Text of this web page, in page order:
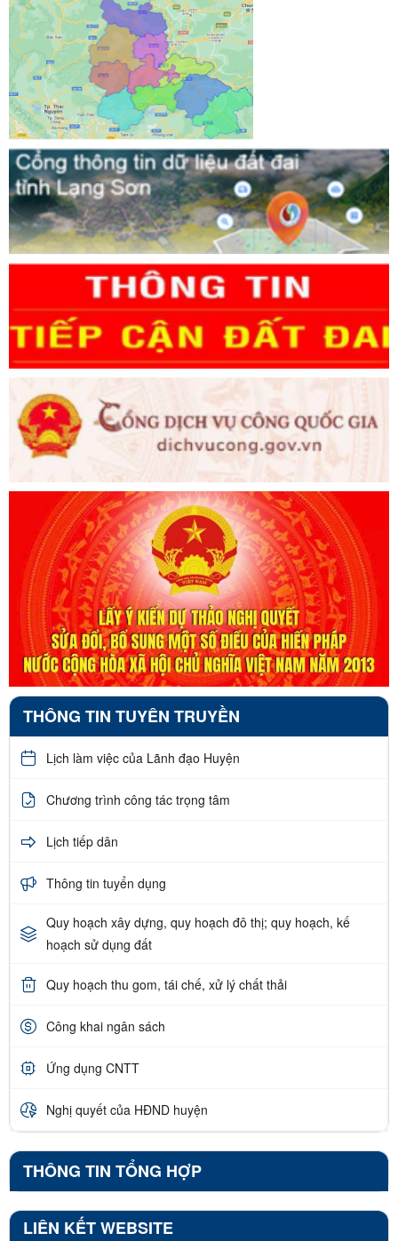
THÔNG TIN TUYÊN TRUYỀN
Lịch làm việc của Lãnh đạo Huyện
Chương trình công tác trọng tâm
Lịch tiếp dân
Thông tin tuyển dụng
Quy hoạch xây dựng, quy hoạch đô thị; quy hoạch, kế
hoạch sử dụng đất
Quy hoạch thu gom, tái chế, xử lý chất thải
Công khai ngân sách
Ứng dụng CNTT
Nghị quyết của HĐND huyện
THÔNG TIN TỔNG HỢP
LIÊN KẾT WEBSITE